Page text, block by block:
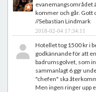
evanemangsområdet
kommer och går. Gott
//Sebastian Lindmark
2018-02-04 17:34:11
Hotellet tog 1500 kr i
godkännande för att
badrumsgolvet, som
sammanlagt 6 ggr
"chefen" ska
Men ingen ringer upp